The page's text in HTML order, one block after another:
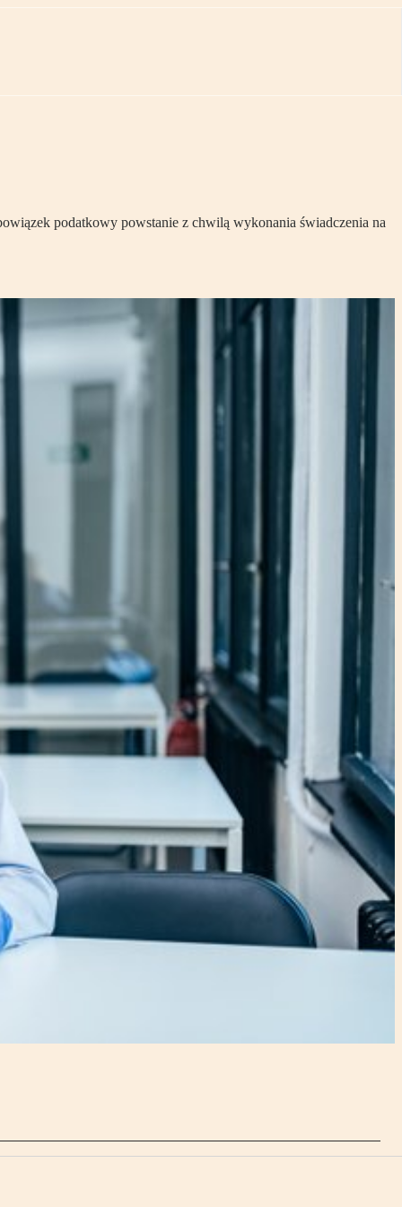
podatkowy powstanie z chwilą wykonania świadczenia na